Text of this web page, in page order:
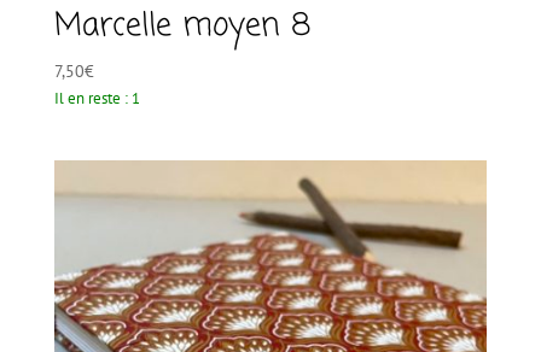
Marcelle moyen 8
7,50€
Il en reste : 1